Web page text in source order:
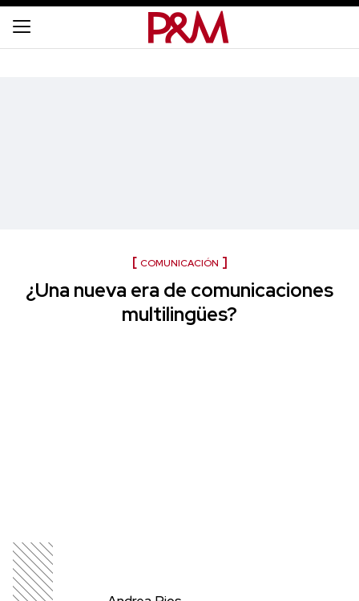
COMUNICACIÓN
¿Una nueva era de comunicaciones
multilingües?